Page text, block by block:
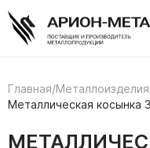
Главная/Металлоизделия
Металлическая косынка